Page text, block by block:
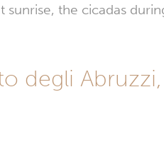
sunrise, the cicadas
degli Abruzzi,